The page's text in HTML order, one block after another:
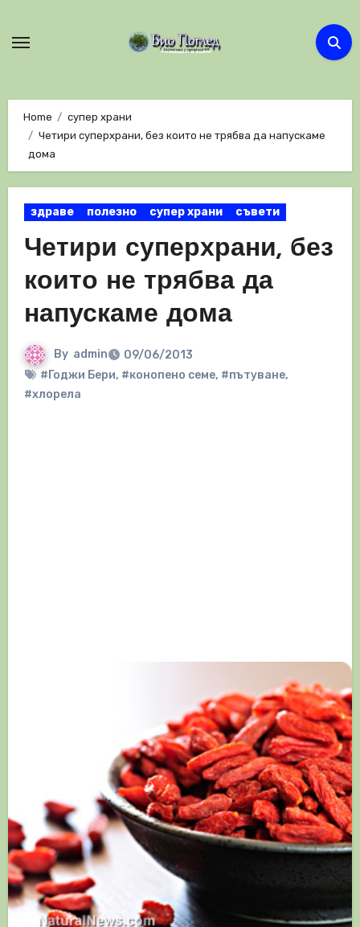
Home
супер храни
Четири суперхрани, без които не трябва да напускаме
дома
здраве полезно супер храни съвети
Четири суперхрани, без
които не трябва да
напускаме дома
By admin
09/06/2013
#Годжи Бери, #конопено семе, #пътуване,
#хлорела